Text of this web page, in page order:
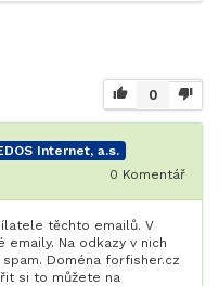
0
Internet, a.s.
0 Komentář
těchto emailů. V
Na odkazy v nich
Doména forfisher.cz
si to můžete na